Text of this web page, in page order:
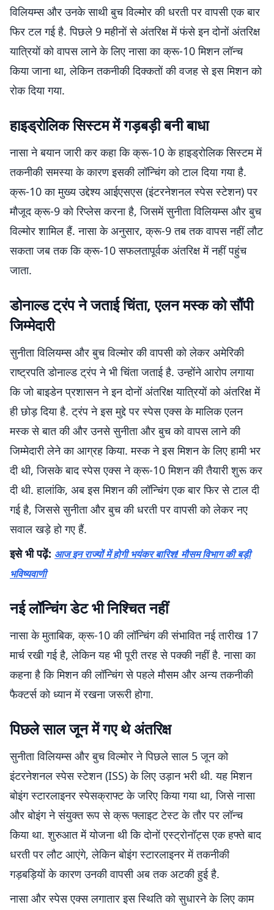
विलियम्स और उनके साथी बुच विल्मोर की धरती पर वापसी एक बार
फिर टल गई है. पिछले 9 महीनों से अंतरिक्ष में फंसे इन दोनों अंतरिक्ष
यात्रियों को वापस लाने के लिए नासा का क्रू-10 मिशन लॉन्च
किया जाना था, लेकिन तकनीकी दिक्कतों की वजह से इस मिशन को
रोक दिया गया.
हाइड्रोलिक सिस्टम में गड़बड़ी बनी बाधा
नासा ने बयान जारी कर कहा कि क्रू-10 के हाइड्रोलिक सिस्टम में
तकनीकी समस्या के कारण इसकी लॉन्चिंग को टाल दिया गया है.
क्रू-10 का मुख्य उद्देश्य आईएसएस (इंटरनेशनल स्पेस स्टेशन) पर
मौजूद क्रू-9 को रिप्लेस करना है, जिसमें सुनीता विलियम्स और बुच
विल्मोर शामिल हैं. नासा के अनुसार, क्रू-9 तब तक वापस नहीं लौट
सकता जब तक कि क्रू-10 सफलतापूर्वक अंतरिक्ष में नहीं पहुंच
जाता.
डोनाल्ड ट्रंप ने जताई चिंता, एलन मस्क को सौंपी
जिम्मेदारी
सुनीता विलियम्स और बुच विल्मोर की वापसी को लेकर अमेरिकी
राष्ट्रपति डोनाल्ड ट्रंप ने भी चिंता जताई है. उन्होंने आरोप लगाया
कि जो बाइडेन प्रशासन ने इन दोनों अंतरिक्ष यात्रियों को अंतरिक्ष में
ही छोड़ दिया है. ट्रंप ने इस मुद्दे पर स्पेस एक्स के मालिक एलन
मस्क से बात की और उनसे सुनीता और बुच को वापस लाने की
जिम्मेदारी लेने का आग्रह किया. मस्क ने इस मिशन के लिए हामी भर
दी थी, जिसके बाद स्पेस एक्स ने क्रू-10 मिशन की तैयारी शुरू कर
दी थी. हालांकि, अब इस मिशन की लॉन्चिंग एक बार फिर से टाल दी
गई है, जिससे सुनीता और बुच की धरती पर वापसी को लेकर नए
सवाल खड़े हो गए हैं.
इसे भी पढ़ें: आज इन राज्यों में होगी भयंकर बारिश! मौसम विभाग की बड़ी
भविष्यवाणी
नई लॉन्चिंग डेट भी निश्चित नहीं
नासा के मुताबिक, क्रू-10 की लॉन्चिंग की संभावित नई तारीख 17
मार्च रखी गई है, लेकिन यह भी पूरी तरह से पक्की नहीं है. नासा का
कहना है कि मिशन की लॉन्चिंग से पहले मौसम और अन्य तकनीकी
फैक्टर्स को ध्यान में रखना जरूरी होगा.
पिछले साल जून में गए थे अंतरिक्ष
सुनीता विलियम्स और बुच विल्मोर ने पिछले साल 5 जून को
इंटरनेशनल स्पेस स्टेशन (ISS) के लिए उड़ान भरी थी. यह मिशन
बोइंग स्टारलाइनर स्पेसक्राफ्ट के जरिए किया गया था, जिसे नासा
और बोइंग ने संयुक्त रूप से क्रू फ्लाइट टेस्ट के तौर पर लॉन्च
किया था. शुरुआत में योजना थी कि दोनों एस्ट्रोनॉट्स एक हफ्ते बाद
धरती पर लौट आएंगे, लेकिन बोइंग स्टारलाइनर में तकनीकी
गड़बड़ियों के कारण उनकी वापसी अब तक अटकी हुई है.
नासा और स्पेस एक्स लगातार इस स्थिति को सुधारने के लिए काम